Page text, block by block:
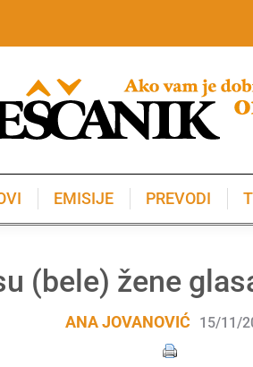
EMISIJE PREVODI
(bele) žene
ANA JOVANOVIĆ 15/11/